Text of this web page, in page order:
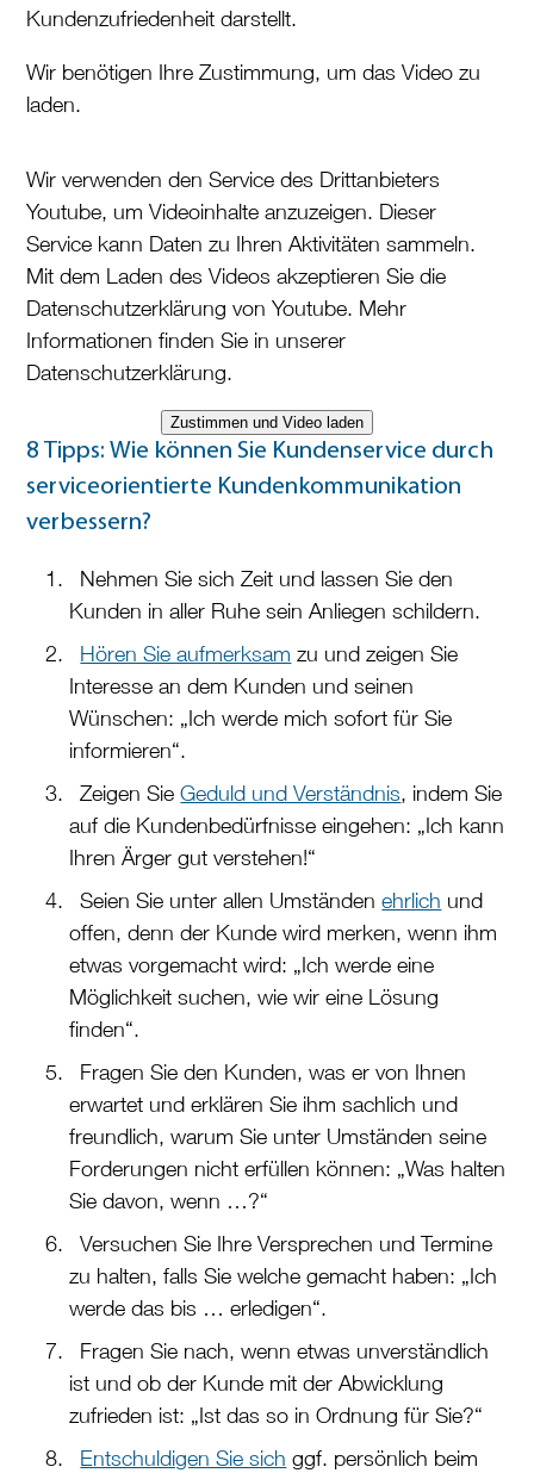
Kundenzufriedenheit darstellt.
Wir benötigen Ihre Zustimmung, um das Video zu
laden.
Wir verwenden den Service des Drittanbieters
Youtube, um Videoinhalte anzuzeigen. Dieser
Service kann Daten zu Ihren Aktivitäten sammeln.
Mit dem Laden des Videos akzeptieren Sie die
Datenschutzerklärung von Youtube. Mehr
Informationen finden Sie in unserer
Datenschutzerklärung.
Zustimmen und Video laden
8 Tipps: Wie können Sie Kundenservice durch
serviceorientierte Kundenkommunikation
verbessern?
Nehmen Sie sich Zeit und lassen Sie den
Kunden in aller Ruhe sein Anliegen schildern.
Hören Sie aufmerksam zu und zeigen Sie
Interesse an dem Kunden und seinen
Wünschen: „Ich werde mich sofort für Sie
informieren“.
Zeigen SieGeduld und Verständnis, indem Sie
auf die Kundenbedürfnisse eingehen: „Ich kann
Ihren Ärger gut verstehen!“
Seien Sie unter allen Umständenehrlich und
offen, denn der Kunde wird merken, wenn ihm
etwas vorgemacht wird: „Ich werde eine
Möglichkeit suchen, wie wir eine Lösung
finden“.
Fragen Sie den Kunden, was er von Ihnen
erwartet und erklären Sie ihm sachlich und
freundlich, warum Sie unter Umständen seine
Forderungen nicht erfüllen können: „Was halten
Sie davon, wenn …?“
Versuchen Sie Ihre Versprechen und Termine
zu halten, falls Sie welche gemacht haben: „Ich
werde das bis … erledigen“.
Fragen Sie nach, wenn etwas unverständlich
ist und ob der Kunde mit der Abwicklung
zufrieden ist: „Ist das so in Ordnung für Sie?“
Entschuldigen Sie sich ggf. persönlich beim